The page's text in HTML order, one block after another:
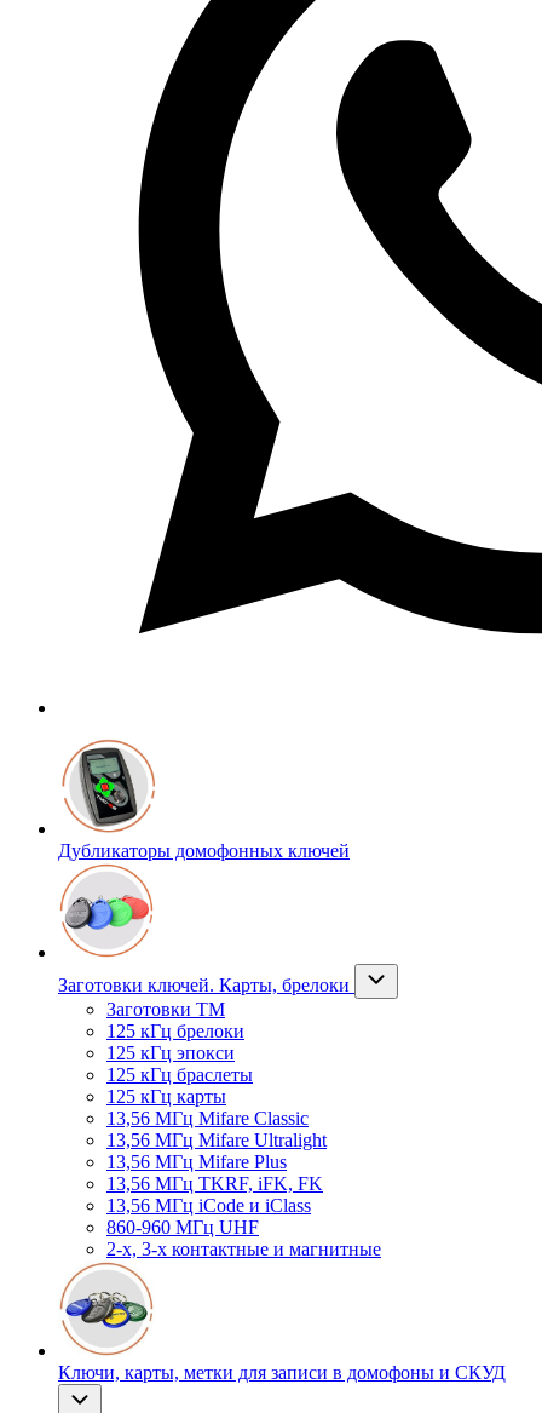
Дубликаторы домофонных ключей
Заготовки ключей. Карты, брелоки
Заготовки ТМ
125 кГц брелоки
125 кГц эпокси
125 кГц браслеты
125 кГц карты
13,56 МГц Mifare Classic
13,56 МГц Mifare Ultralight
13,56 МГц Mifare Plus
13,56 МГц TKRF, iFK, FK
13,56 МГц iCode и iClass
860-960 МГц UHF
2-х, 3-х контактные и магнитные
Ключи, карты, метки для записи в домофоны и СКУД